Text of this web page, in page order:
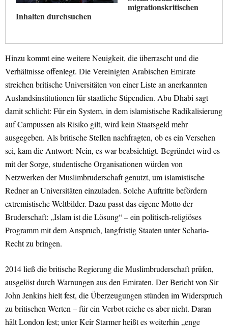
migrationskritischen
Inhalten durchsuchen
Hinzu kommt eine weitere Neuigkeit, die überrascht und die
Verhältnisse offenlegt. Die Vereinigten Arabischen Emirate
streichen britische Universitäten von einer Liste an anerkannten
Auslandsinstitutionen für staatliche Stipendien. Abu Dhabi sagt
damit schlicht: Für ein System, in dem islamistische Radikalisierung
auf Campussen als Risiko gilt, wird kein Staatsgeld mehr
ausgegeben. Als britische Stellen nachfragten, ob es ein Versehen
sei, kam die Antwort: Nein, es war beabsichtigt. Begründet wird es
mit der Sorge, studentische Organisationen würden von
Netzwerken der Muslimbruderschaft genutzt, um islamistische
Redner an Universitäten einzuladen. Solche Auftritte befördern
extremistische Weltbilder. Dazu passt das eigene Motto der
Bruderschaft: „Islam ist die Lösung“ – ein politisch-religiöses
Programm mit dem Anspruch, langfristig Staaten unter Scharia-
Recht zu bringen.
2014 ließ die britische Regierung die Muslimbruderschaft prüfen,
ausgelöst durch Warnungen aus den Emiraten. Der Bericht von Sir
John Jenkins hielt fest, die Überzeugungen stünden im Widerspruch
zu britischen Werten – für ein Verbot reiche es aber nicht. Daran
hält London fest; unter Keir Starmer heißt es weiterhin „enge